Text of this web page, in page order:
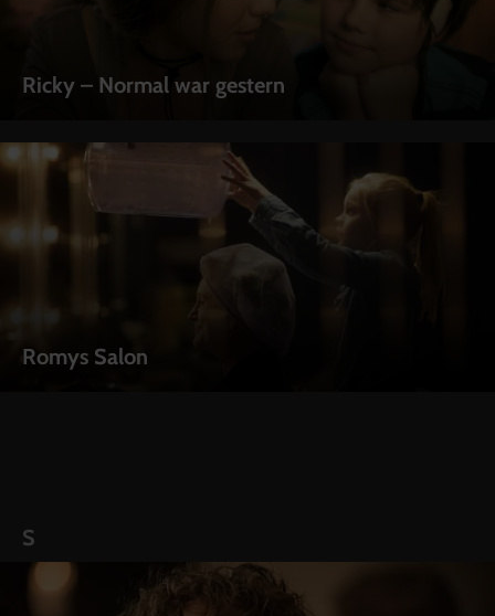
Ricky – Normal war gestern
Romys Salon
S